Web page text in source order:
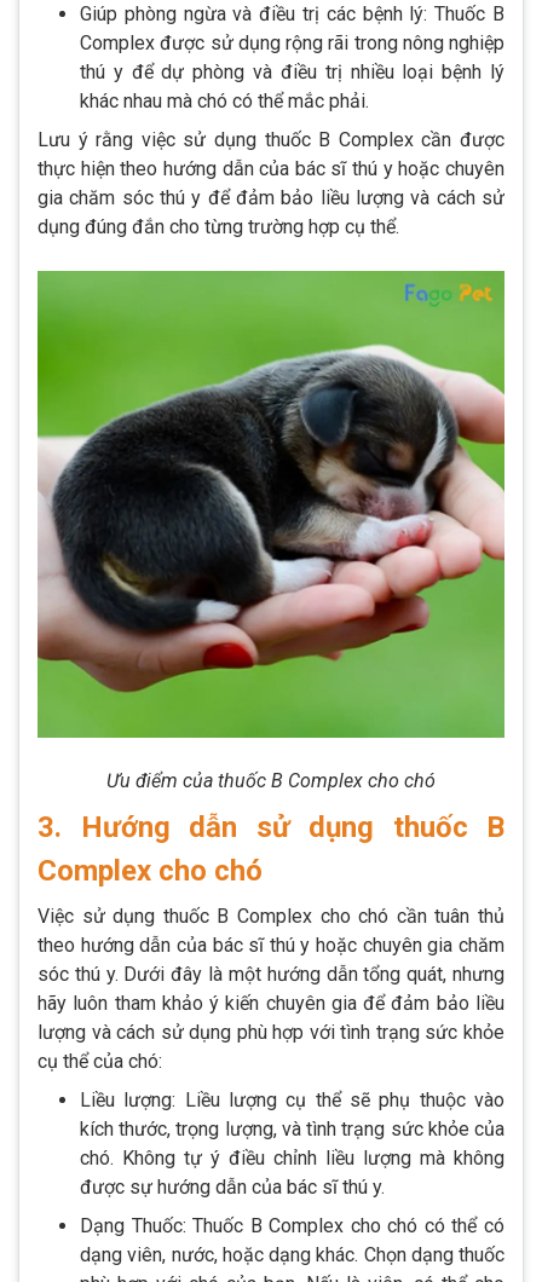
Giúp phòng ngừa và điều trị các bệnh lý: Thuốc B
Complex được sử dụng rộng rãi trong nông nghiệp
thú y để dự phòng và điều trị nhiều loại bệnh lý
khác nhau mà chó có thể mắc phải.
Lưu ý rằng việc sử dụng thuốc B Complex cần được
thực hiện theo hướng dẫn của bác sĩ thú y hoặc chuyên
gia chăm sóc thú y để đảm bảo liều lượng và cách sử
dụng đúng đắn cho từng trường hợp cụ thể.
Ưu điểm của thuốc B Complex cho chó
3. Hướng dẫn sử dụng thuốc B
Complex cho chó
Việc sử dụng thuốc B Complex cho chó cần tuân thủ
theo hướng dẫn của bác sĩ thú y hoặc chuyên gia chăm
sóc thú y. Dưới đây là một hướng dẫn tổng quát, nhưng
hãy luôn tham khảo ý kiến chuyên gia để đảm bảo liều
lượng và cách sử dụng phù hợp với tình trạng sức khỏe
cụ thể của chó:
Liều lượng: Liều lượng cụ thể sẽ phụ thuộc vào
kích thước, trọng lượng, và tình trạng sức khỏe của
chó. Không tự ý điều chỉnh liều lượng mà không
được sự hướng dẫn của bác sĩ thú y.
Dạng Thuốc: Thuốc B Complex cho chó có thể có
dạng viên, nước, hoặc dạng khác. Chọn dạng thuốc